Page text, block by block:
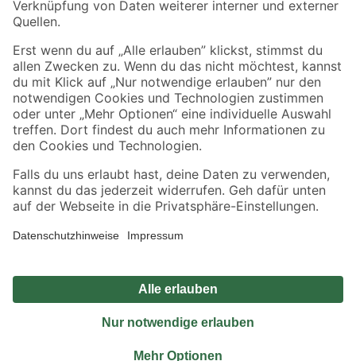
Sicher einkaufen
Jetzt die toom-App herunterladen
Alle Preisangaben in EUR inkl. gesetzl. MwSt.. Die dargestellten Angebote sind unter
Umständen nicht in allen Märkten verfügbar. Die angegebenen Verfügbarkeiten beziehen
Produkte nur solange der Vorrat reicht.
*Paketversand ab 59 € versandkostenfrei, gilt nicht für Artikel mit Speditionsversand, hier
Privatsphäre Impressum
Nutzungsbedingungen
Widerrufsrecht
Vertrag widerrufen
© 2026 toom Baumarkt GmbH